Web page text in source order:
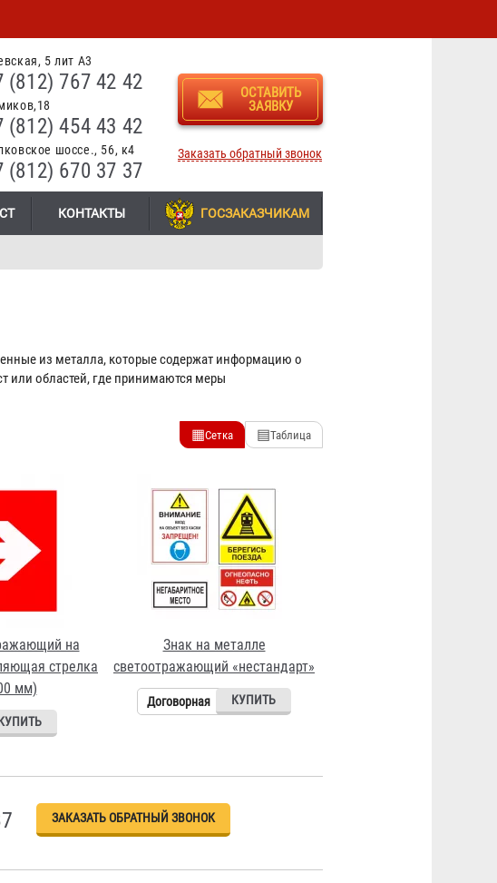
5 лит А3
(812) 767 42 42
(812) 454 43 42
шоссе., 56, к4
(812) 670 37 37
ОСТАВИТЬ
ЗАЯВКУ
Заказать обратный звонок
КОНТАКТЫ ГОСЗАКАЗЧИКАМ
из металла, которые содержат информацию о
или областей, где принимаются меры
▦Сетка ▤Таблица
на
стрелка
мм)
Знак на металле
светоотражающий «нестандарт»
Договорная
ЗАКАЗАТЬ ОБРАТНЫЙ ЗВОНОК